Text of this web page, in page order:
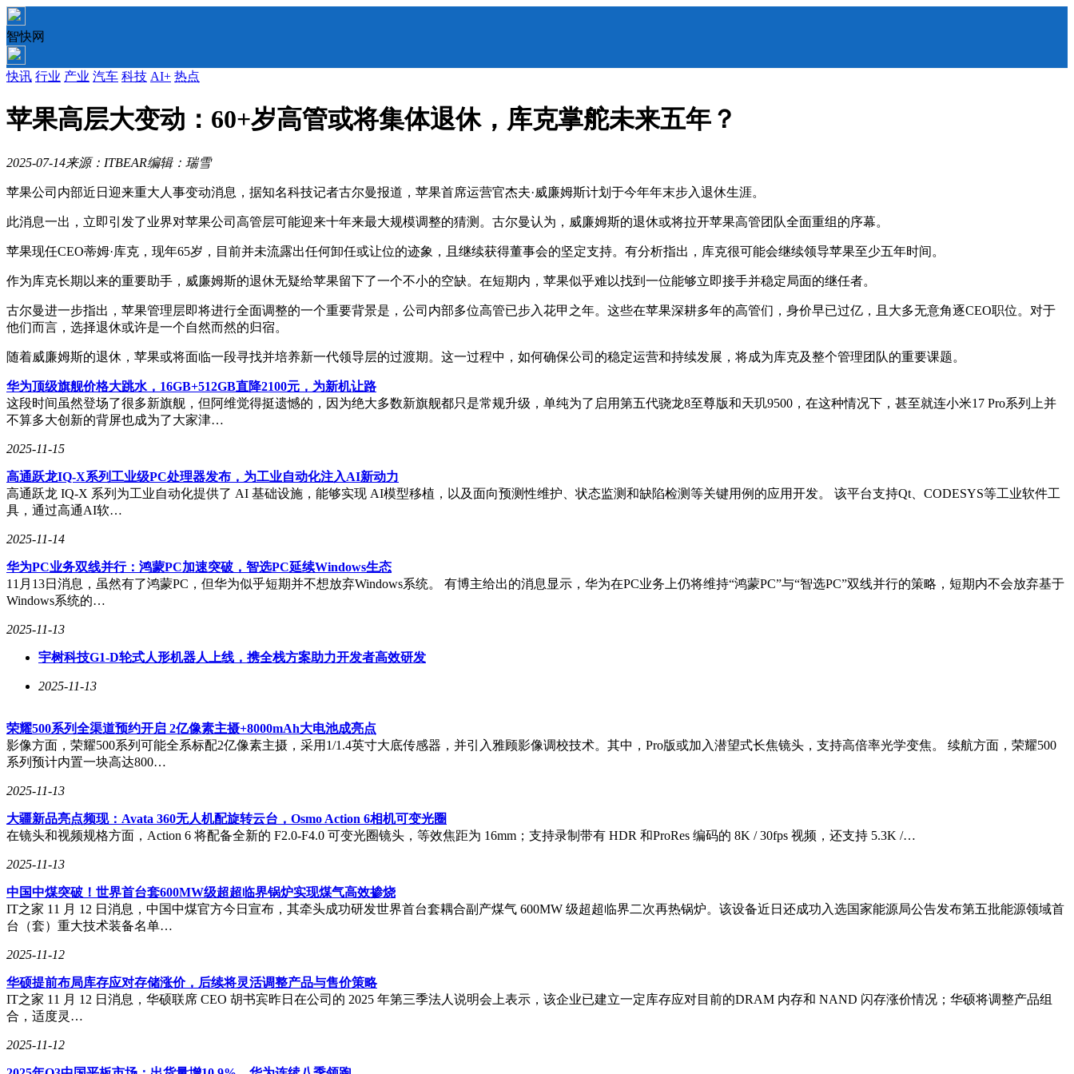
智快网
快讯 行业 产业 汽车 科技 AI+ 热点
苹果高层大变动：60+岁高管或将集体退休，库克掌舵未来五年？
2025-07-14来源：ITBEAR编辑：瑞雪
苹果公司内部近日迎来重大人事变动消息，据知名科技记者古尔曼报道，苹果首席运营官杰夫·威廉姆斯计划于今年年末步入退休生涯。
此消息一出，立即引发了业界对苹果公司高管层可能迎来十年来最大规模调整的猜测。古尔曼认为，威廉姆斯的退休或将拉开苹果高管团队全面重组的序幕。
苹果现任CEO蒂姆·库克，现年65岁，目前并未流露出任何卸任或让位的迹象，且继续获得董事会的坚定支持。有分析指出，库克很可能会继续领导苹果至少五年时间。
作为库克长期以来的重要助手，威廉姆斯的退休无疑给苹果留下了一个不小的空缺。在短期内，苹果似乎难以找到一位能够立即接手并稳定局面的继任者。
古尔曼进一步指出，苹果管理层即将进行全面调整的一个重要背景是，公司内部多位高管已步入花甲之年。这些在苹果深耕多年的高管们，身价早已过亿，且大多无意角逐CEO职位。对于
他们而言，选择退休或许是一个自然而然的归宿。
随着威廉姆斯的退休，苹果或将面临一段寻找并培养新一代领导层的过渡期。这一过程中，如何确保公司的稳定运营和持续发展，将成为库克及整个管理团队的重要课题。
华为顶级旗舰价格大跳水，16GB+512GB直降2100元，为新机让路
这段时间虽然登场了很多新旗舰，但阿维觉得挺遗憾的，因为绝大多数新旗舰都只是常规升级，单纯为了启用第五代骁龙8至尊版和天玑9500，在这种情况下，甚至就连小米17 Pro系列上并
不算多大创新的背屏也成为了大家津…
2025-11-15
高通跃龙IQ-X系列工业级PC处理器发布，为工业自动化注入AI新动力
高通跃龙 IQ-X 系列为工业自动化提供了 AI 基础设施，能够实现 AI模型移植，以及面向预测性维护、状态监测和缺陷检测等关键用例的应用开发。 该平台支持Qt、CODESYS等工业软件工
具，通过高通AI软…
2025-11-14
华为PC业务双线并行：鸿蒙PC加速突破，智选PC延续Windows生态
11月13日消息，虽然有了鸿蒙PC，但华为似乎短期并不想放弃Windows系统。 有博主给出的消息显示，华为在PC业务上仍将维持“鸿蒙PC”与“智选PC”双线并行的策略，短期内不会放弃基于
Windows系统的…
2025-11-13
宇树科技G1-D轮式人形机器人上线，携全栈方案助力开发者高效研发
2025-11-13
荣耀500系列全渠道预约开启 2亿像素主摄+8000mAh大电池成亮点
影像方面，荣耀500系列可能全系标配2亿像素主摄，采用1/1.4英寸大底传感器，并引入雅顾影像调校技术。其中，Pro版或加入潜望式长焦镜头，支持高倍率光学变焦。 续航方面，荣耀500
系列预计内置一块高达800…
2025-11-13
大疆新品亮点频现：Avata 360无人机配旋转云台，Osmo Action 6相机可变光圈
在镜头和视频规格方面，Action 6 将配备全新的 F2.0-F4.0 可变光圈镜头，等效焦距为 16mm；支持录制带有 HDR 和ProRes 编码的 8K / 30fps 视频，还支持 5.3K /…
2025-11-13
中国中煤突破！世界首台套600MW级超超临界锅炉实现煤气高效掺烧
IT之家 11 月 12 日消息，中国中煤官方今日宣布，其牵头成功研发世界首台套耦合副产煤气 600MW 级超超临界二次再热锅炉。该设备近日还成功入选国家能源局公告发布第五批能源领域首
台（套）重大技术装备名单…
2025-11-12
华硕提前布局库存应对存储涨价，后续将灵活调整产品与售价策略
IT之家 11 月 12 日消息，华硕联席 CEO 胡书宾昨日在公司的 2025 年第三季法人说明会上表示，该企业已建立一定库存应对目前的DRAM 内存和 NAND 闪存涨价情况；华硕将调整产品组
合，适度灵…
2025-11-12